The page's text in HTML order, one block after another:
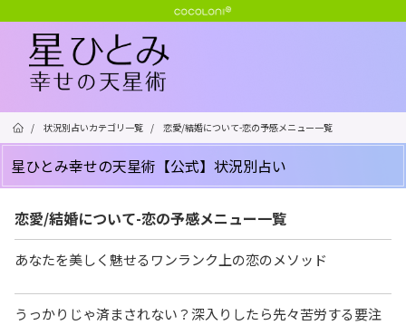
/ 状況別占いカテゴリ一覧 / 恋愛/結婚について-恋の予感メニュー一覧
星ひとみ幸せの天星術【公式】状況別占い
恋愛/結婚について-恋の予感メニュー一覧
あなたを美しく魅せるワンランク上の恋のメソッド
うっかりじゃ済まされない？深入りしたら先々苦労する要注